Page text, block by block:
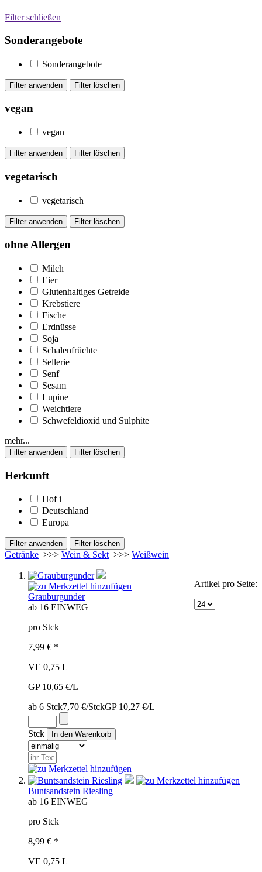
Filter schließen
Sonderangebote
Sonderangebote
vegan
vegan
vegetarisch
vegetarisch
ohne Allergen
Milch
Eier
Glutenhaltiges Getreide
Krebstiere
Fische
Erdnüsse
Soja
Schalenfrüchte
Sellerie
Senf
Sesam
Lupine
Weichtiere
Schwefeldioxid und Sulphite
mehr...
Herkunft
Hof i
Deutschland
Europa
Getränke >>> Wein & Sekt >>> Weißwein
Artikel pro Seite:
Grauburgunder
ab 16 EINWEG
pro Stck
7,99 € *
VE 0,75 L
GP 10,65 €/L
ab 6 Stck7,70 €/StckGP 10,27 €/L
Stck
Buntsandstein Riesling
ab 16 EINWEG
pro Stck
8,99 € *
VE 0,75 L